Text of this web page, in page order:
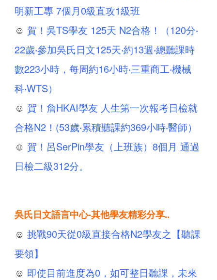
明新工專 7個月0級直攻1級班
☺ 賀！吳TS學友 125天 N2合格！（120分‧
22歲‧參加吳氏日文125天‧約13週‧總聽課時
數223小時，每周約16小時‧三重商工‧機械
科‧WTS）
☺ 賀！詹HKAI學友 人生第一次報考日檢就
合格N2！(53歲‧累積聽課約369小時‧醫師）
☺ 賀！呂SerPin學友（上班族）8個月 通過
日檢二級312分。
吳氏日文語言中心-其他學友精彩分享..
☺ 挑戰90天從0級直接合格N2學友之【聽課
要領】
☺ 即使目前進度為0，如可整日聽課，未來